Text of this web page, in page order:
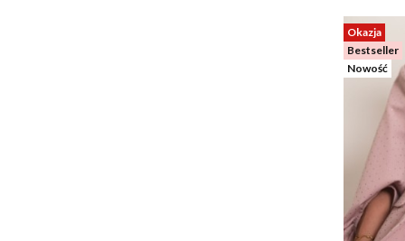
Okazja
Bestseller
Nowość